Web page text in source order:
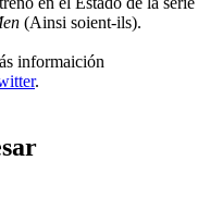
(Ainsi soient-ils).
informaición
.